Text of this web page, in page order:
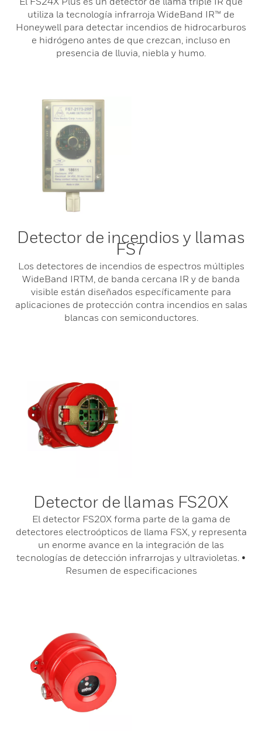
utiliza la tecnología infrarroja WideBand IR™ de
Honeywell para detectar incendios de hidrocarburos
e hidrógeno antes de que crezcan, incluso en
presencia de lluvia, niebla y humo.
Detector de incendios y llamas
FS7
Los detectores de incendios de espectros múltiples
WideBand IRTM, de banda cercana IR y de banda
visible están diseñados específicamente para
aplicaciones de protección contra incendios en salas
blancas con semiconductores.
Detector de llamas FS20X
El detector FS20X forma parte de la gama de
detectores electroópticos de llama FSX, y representa
un enorme avance en la integración de las
tecnologías de detección infrarrojas y ultravioletas. •
Resumen de especificaciones